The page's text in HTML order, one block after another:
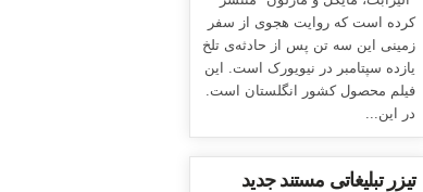
کرده است که روایت هجوی از سفر
زمینی این سه تن پس از حادثه‌ی تلخ
یازده سپتامبر در نیویورک است. این
فیلم محصول کشور انگلستان است.
در این...
تیزر تبلیغاتی مستند جدید